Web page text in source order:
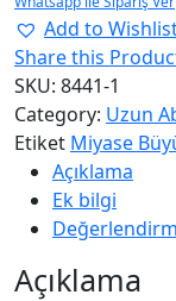
Add to
Share this
SKU: 8441-1
Category: Uzun
Etiket Miyase
Açıklama
Ek bilgi
Açıklama